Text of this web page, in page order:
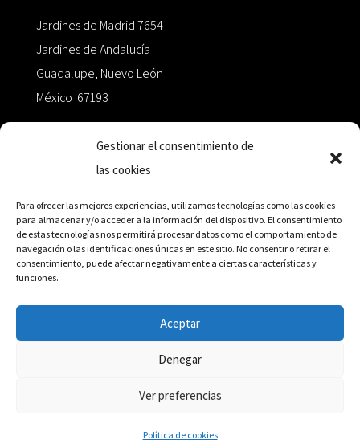
Gestionar el consentimiento de
las cookies
Para ofrecer las mejores experiencias, utilizamos tecnologías como las cookies
para almacenar y/o acceder a la información del dispositivo. El consentimiento
de estas tecnologías nos permitirá procesar datos como el comportamiento de
navegación o las identificaciones únicas en este sitio. No consentir o retirar el
consentimiento, puede afectar negativamente a ciertas características y
funciones.
Aceptar
Denegar
Ver preferencias
Política de cookies
Jardines de Madrid 7654
Jardines de Andalucía
Guadalupe, Nuevo León
México 67193
+52 811.499.5638
RED DE DISTRIBUCIÓN
Distribuidores en México y Octaedro internacional